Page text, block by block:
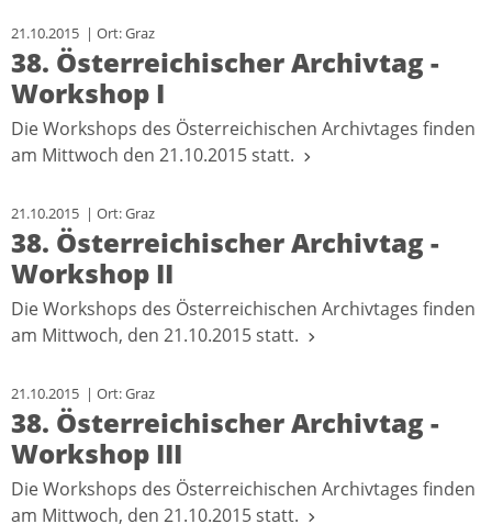
21.10.2015 | Ort: Graz
38. Österreichischer Archivtag -
Workshop I
Die Workshops des Österreichischen Archivtages finden
am Mittwoch den 21.10.2015 statt.
21.10.2015 | Ort: Graz
38. Österreichischer Archivtag -
Workshop II
Die Workshops des Österreichischen Archivtages finden
am Mittwoch, den 21.10.2015 statt.
21.10.2015 | Ort: Graz
38. Österreichischer Archivtag -
Workshop III
Die Workshops des Österreichischen Archivtages finden
am Mittwoch, den 21.10.2015 statt.